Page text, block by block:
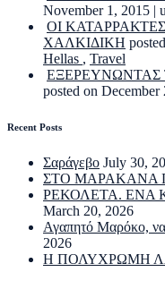
November 1, 2015 |
ΟΙ
ΧΑΛΚΙΔΙΚΗ
Hellas , Travel
ΕΞΕΡΕΥΝΩΝΤΑΣ
posted on December
Recent Posts
Σαράγεβο July 30,
ΣΤΟ ΜΑΡΑΚΑΝΑ
ΡΕΚΟΛΕΤΑ. ΕΝΑ
March 20, 2026
Αγαπητό Μαρόκο,
2026
Η ΠΟΛΥΧΡΩΜΗ